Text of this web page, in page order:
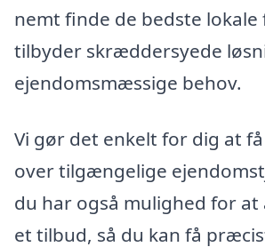
nemt finde de bedste
tilbyder skræddersyede
ejendomsmæssige behov.
Vi gør det enkelt for dig at
over tilgængelige
du har også mulighed for at
et tilbud, så du kan få